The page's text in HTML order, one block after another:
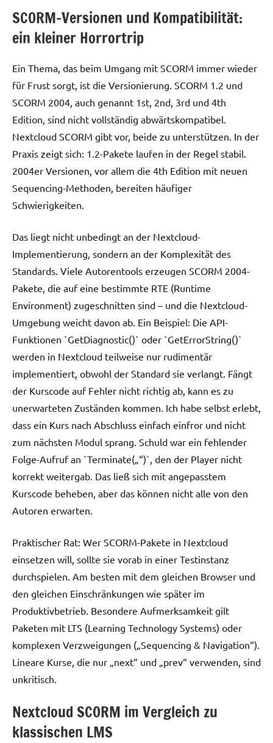
SCORM-Versionen und Kompatibilität:
ein kleiner Horrortrip
Ein Thema, das beim Umgang mit SCORM immer wieder
für Frust sorgt, ist die Versionierung. SCORM 1.2 und
SCORM 2004, auch genannt 1st, 2nd, 3rd und 4th
Edition, sind nicht vollständig abwärtskompatibel.
Nextcloud SCORM gibt vor, beide zu unterstützen. In der
Praxis zeigt sich: 1.2-Pakete laufen in der Regel stabil.
2004er Versionen, vor allem die 4th Edition mit neuen
Sequencing-Methoden, bereiten häufiger
Schwierigkeiten.
Das liegt nicht unbedingt an der Nextcloud-
Implementierung, sondern an der Komplexität des
Standards. Viele Autorentools erzeugen SCORM 2004-
Pakete, die auf eine bestimmte RTE (Runtime
Environment) zugeschnitten sind – und die Nextcloud-
Umgebung weicht davon ab. Ein Beispiel: Die API-
Funktionen `GetDiagnostic()` oder `GetErrorString()`
werden in Nextcloud teilweise nur rudimentär
implementiert, obwohl der Standard sie verlangt. Fängt
der Kurscode auf Fehler nicht richtig ab, kann es zu
unerwarteten Zuständen kommen. Ich habe selbst erlebt,
dass ein Kurs nach Abschluss einfach einfror und nicht
zum nächsten Modul sprang. Schuld war ein fehlender
Folge-Aufruf an `Terminate(„“)`, den der Player nicht
korrekt weitergab. Das ließ sich mit angepasstem
Kurscode beheben, aber das können nicht alle von den
Autoren erwarten.
Praktischer Rat: Wer SCORM-Pakete in Nextcloud
einsetzen will, sollte sie vorab in einer Testinstanz
durchspielen. Am besten mit dem gleichen Browser und
den gleichen Einschränkungen wie später im
Produktivbetrieb. Besondere Aufmerksamkeit gilt
Paketen mit LTS (Learning Technology Systems) oder
komplexen Verzweigungen („Sequencing & Navigation“).
Lineare Kurse, die nur „next“ und „prev“ verwenden, sind
unkritisch.
Nextcloud SCORM im Vergleich zu
klassischen LMS